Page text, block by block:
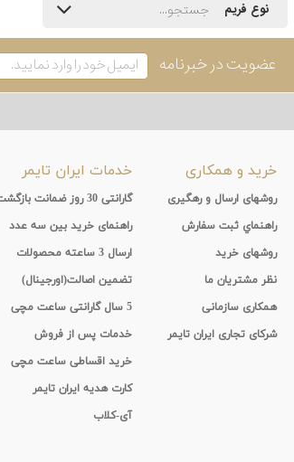
نوع فریم
عضویت در خبرنامه
خرید و همکاری
روشهای ارسال و رهگیری
راهنماي ثبت سفارش
روشهای خرید
نظر مشتریان ما
همکاری سازمانی
شرکای تجاری ایران تایمر
خدمات ایران تایمر
گارانتی 30 روز ضمانت بازگشت
راهنمای خرید بین سه عدد
ارسال 3 ساعته محصولات
تضمین اصالت(اورجینال)
5 سال گارانتی ساعت مچی
خدمات پس از فروش
خرید اقساطی ساعت مچی
کارت هدیه ایران تایمر
آی-کلاب